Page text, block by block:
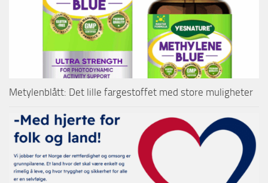
Metylenblått: Det lille fargestoffet med store muligheter